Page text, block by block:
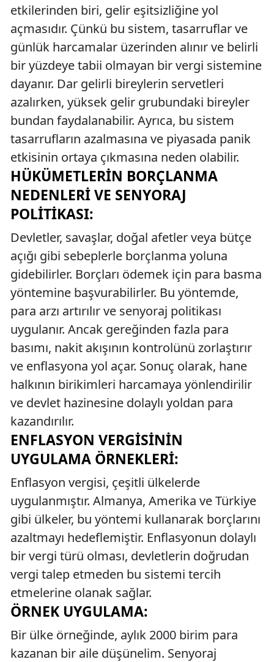
etkilerinden biri, gelir eşitsizliğine yol
açmasıdır. Çünkü bu sistem, tasarruflar ve
günlük harcamalar üzerinden alınır ve belirli
bir yüzdeye tabii olmayan bir vergi sistemine
dayanır. Dar gelirli bireylerin servetleri
azalırken, yüksek gelir grubundaki bireyler
bundan faydalanabilir. Ayrıca, bu sistem
tasarrufların azalmasına ve piyasada panik
etkisinin ortaya çıkmasına neden olabilir.
HÜKÜMETLERIN BORÇLANMA
NEDENLERI VE SENYORAJ
POLITIKASI:
Devletler, savaşlar, doğal afetler veya bütçe
açığı gibi sebeplerle borçlanma yoluna
gidebilirler. Borçları ödemek için para basma
yöntemine başvurabilirler. Bu yöntemde,
para arzı artırılır ve senyoraj politikası
uygulanır. Ancak gereğinden fazla para
basımı, nakit akışının kontrolünü zorlaştırır
ve enflasyona yol açar. Sonuç olarak, hane
halkının birikimleri harcamaya yönlendirilir
ve devlet hazinesine dolaylı yoldan para
kazandırılır.
ENFLASYON VERGISININ
UYGULAMA ÖRNEKLERI:
Enflasyon vergisi, çeşitli ülkelerde
uygulanmıştır. Almanya, Amerika ve Türkiye
gibi ülkeler, bu yöntemi kullanarak borçlarını
azaltmayı hedeflemiştir. Enflasyonun dolaylı
bir vergi türü olması, devletlerin doğrudan
vergi talep etmeden bu sistemi tercih
etmelerine olanak sağlar.
ÖRNEK UYGULAMA:
Bir ülke örneğinde, aylık 2000 birim para
kazanan bir aile düşünelim. Senyoraj